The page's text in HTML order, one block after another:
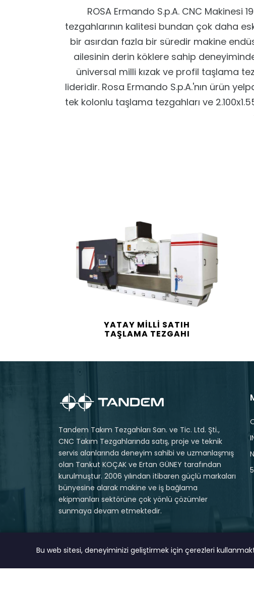
ROSA Ermando S.p.A. CNC Makinesi
tezgahlarının kalitesi bundan çok daha
bir asırdan fazla bir süredir makine
ailesinin derin köklere sahip
üniversal milli kızak ve profil taşlama
lideridir. Rosa Ermando S.p.A.'nın ürün
tek kolonlu taşlama tezgahları ve
YATAY MİLLİ SATIH
TAŞLAMA TEZGAHI
Tandem Takım Tezgahları San. ve Tic. Ltd. Şti.,
CNC Takım Tezgahlarında satış, proje ve teknik
servis alanlarında deneyim sahibi ve uzmanlaşmış
olan Tankut KOÇAK ve Ertan GÜNEY tarafından
kurulmuştur. 2006 yılından itibaren güçlü markaları
bünyesine alarak makine ve iş bağlama
ekipmanları sektörüne çok yönlü çözümler
sunmaya devam etmektedir.
Bu web sitesi, deneyiminizi geliştirmek için çerezleri